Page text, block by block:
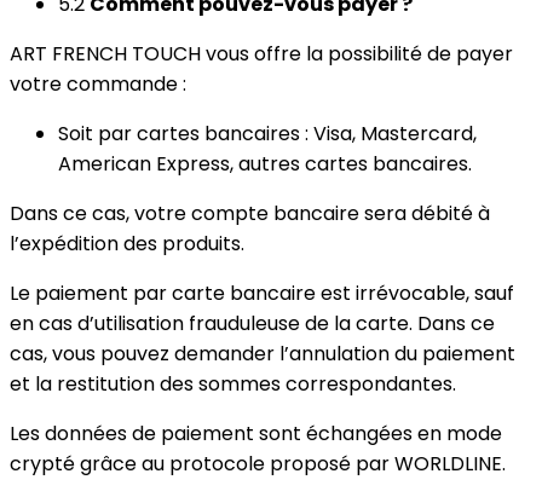
ART FRENCH TOUCH vous offre la possibilité de payer
votre commande :
Soit par cartes bancaires : Visa, Mastercard,
American Express, autres cartes bancaires.
Dans ce cas, votre compte bancaire sera débité à
l’expédition des produits.
Le paiement par carte bancaire est irrévocable, sauf
en cas d’utilisation frauduleuse de la carte. Dans ce
cas, vous pouvez demander l’annulation du paiement
et la restitution des sommes correspondantes.
Les données de paiement sont échangées en mode
crypté grâce au protocole proposé par WORLDLINE.